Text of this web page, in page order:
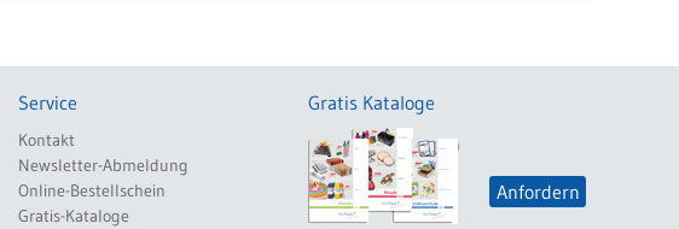
Service
Kontakt
Newsletter-Abmeldung
Online-Bestellschein
Gratis-Kataloge
Gratis Kataloge
Anfordern